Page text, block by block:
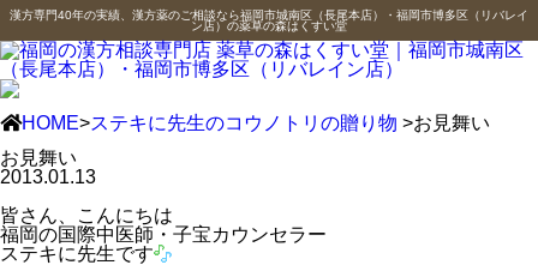
漢方専門40年の実績、漢方薬のご相談なら福岡市城南区（長尾本店）・福岡市博多区（リバレイ
ン店）の薬草の森はくすい堂
HOME>ステキに先生のコウノトリの贈り物 >お見舞い
お見舞い
2013.01.13
皆さん、こんにちは
福岡の国際中医師・子宝カウンセラー
ステキに先生です